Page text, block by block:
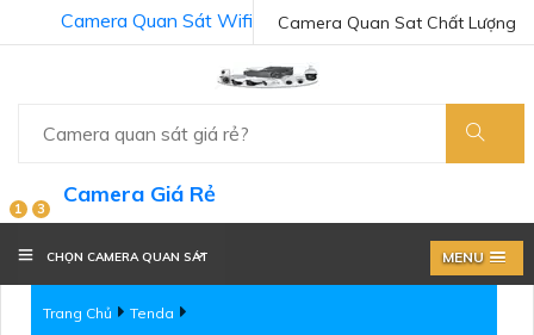
Camera Quan Sat Chất Lượng
Camera Quan Sát Wifi
1 3
Camera Giá Rẻ
CHỌN CAMERA QUAN SÁT MENU
Trang Chủ Tenda